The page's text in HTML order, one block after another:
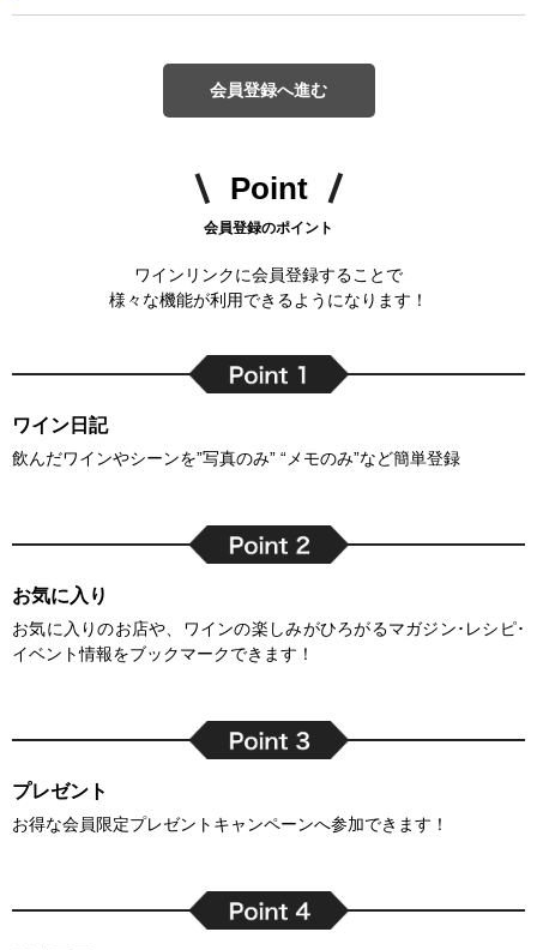
会員登録へ進む
Point
会員登録のポイント
ワインリンクに会員登録することで
様々な機能が利用できるようになります！
ワイン日記
飲んだワインやシーンを”写真のみ” “メモのみ”など簡単登録
お気に入り
お気に入りのお店や、ワインの楽しみがひろがるマガジン･レシピ･
イベント情報をブックマークできます！
プレゼント
お得な会員限定プレゼントキャンペーンへ参加できます！